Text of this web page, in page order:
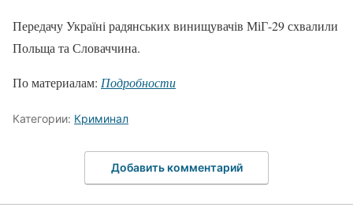
Передачу Україні радянських винищувачів МіГ-29 схвалили
Польща та Словаччина.
По материалам: Подробности
Категории: Криминал
Добавить комментарий